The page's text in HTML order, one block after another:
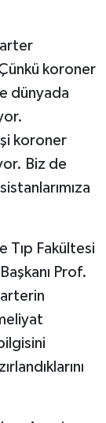
koroner
dünyada
koroner
Biz de
Tıp Fakültesi
Prof.